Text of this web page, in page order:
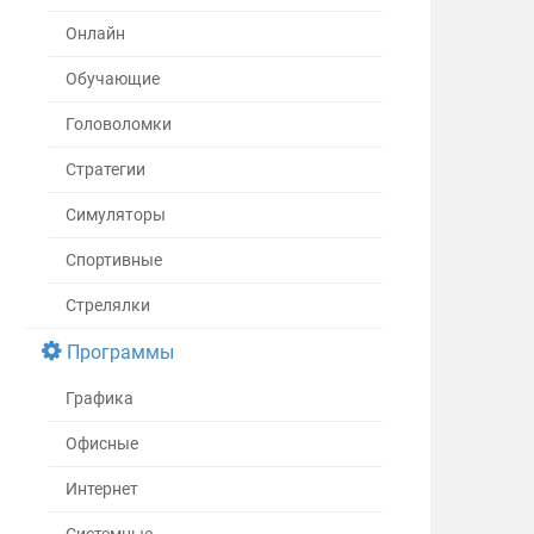
Онлайн
Обучающие
Головоломки
Стратегии
Симуляторы
Спортивные
Стрелялки
Программы
Графика
Офисные
Интернет